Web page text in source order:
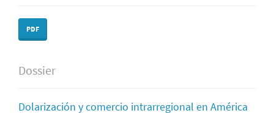
PDF
Dossier
Dolarización y comercio intrarregional en América